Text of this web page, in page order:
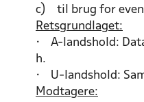
c) til brug for
Retsgrundlaget:
• A-landshold:
h.
• U-landshold:
Modtagere: